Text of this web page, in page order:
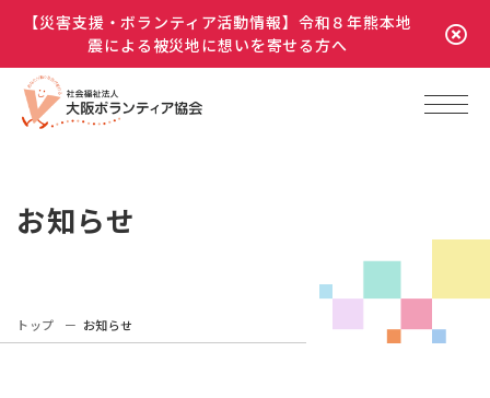
【災害支援・ボランティア活動情報】令和８年熊本地
震による被災地に想いを寄せる方へ
お知らせ
トップ お知らせ